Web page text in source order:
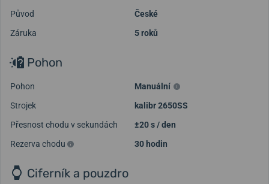
Původ
České
Záruka
5 roků
Pohon
Pohon
Manuální
Strojek
kalibr 2650SS
Přesnost chodu v sekundách
±20 s / den
Rezerva chodu
30 hodin
Ciferník a pouzdro